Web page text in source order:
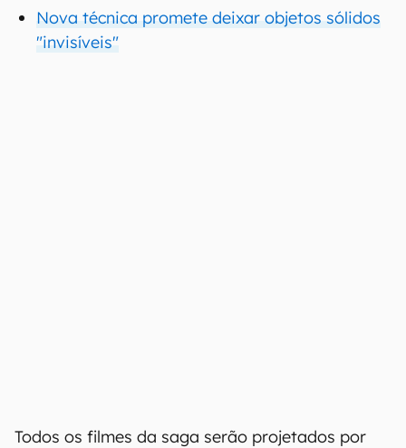
Nova técnica promete deixar objetos sólidos
"invisíveis"
Todos os filmes da saga serão projetados por